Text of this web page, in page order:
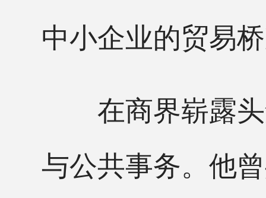
中小企业的贸易
在商界崭露头
与公共事务。他